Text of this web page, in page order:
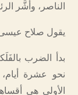
الناصر، وأشَّر
يقول صلاح
بدأ الضرب
نحو عشرة
الأولى هي